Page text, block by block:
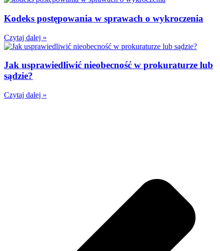
Kodeks postępowania w sprawach o wykroczenia
Czytaj dalej »
Jak usprawiedliwić nieobecność w prokuraturze lub
sądzie?
Czytaj dalej »